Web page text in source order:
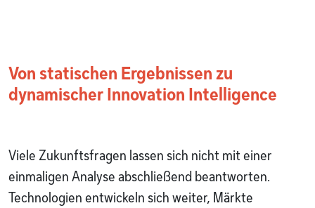
Von statischen Ergebnissen zu
dynamischer Innovation Intelligence
Viele Zukunftsfragen lassen sich nicht mit einer
einmaligen Analyse abschließend beantworten.
Technologien entwickeln sich weiter, Märkte